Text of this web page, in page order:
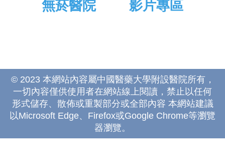
無菸醫院 影片專區
© 2023 本網站內容屬中國醫藥大學附設醫院所有，
一切內容僅供使用者在網站線上閱讀，禁止以任何
形式儲存、散佈或重製部分或全部內容 本網站建議
以Microsoft Edge、Firefox或Google Chrome等瀏覽
器瀏覽。